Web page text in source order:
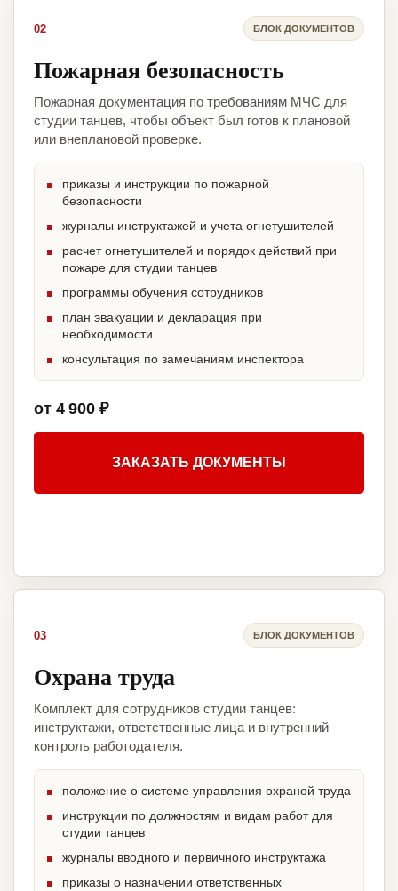
02 БЛОК ДОКУМЕНТОВ
Пожарная безопасность
Пожарная документация по требованиям МЧС для
студии танцев, чтобы объект был готов к плановой
или внеплановой проверке.
приказы и инструкции по пожарной
безопасности
журналы инструктажей и учета огнетушителей
расчет огнетушителей и порядок действий при
пожаре для студии танцев
программы обучения сотрудников
план эвакуации и декларация при
необходимости
консультация по замечаниям инспектора
от 4 900 ₽
ЗАКАЗАТЬ ДОКУМЕНТЫ
03 БЛОК ДОКУМЕНТОВ
Охрана труда
Комплект для сотрудников студии танцев:
инструктажи, ответственные лица и внутренний
контроль работодателя.
положение о системе управления охраной труда
инструкции по должностям и видам работ для
студии танцев
журналы вводного и первичного инструктажа
приказы о назначении ответственных